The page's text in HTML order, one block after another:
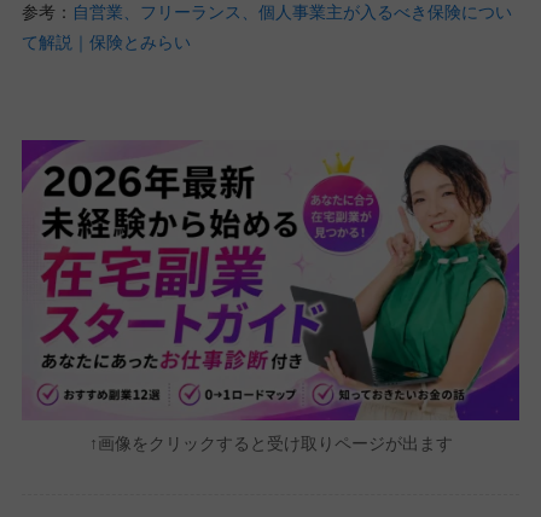
参考： 自営業、フリーランス、個人事業主が入るべき保険につい
て解説｜保険とみらい
↑画像をクリックすると受け取りページが出ます